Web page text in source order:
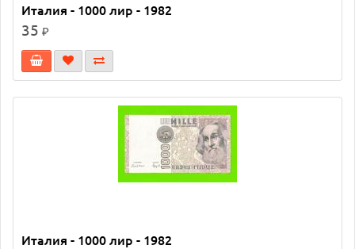
Италия - 1000 лир - 1982
35 ₽
Италия - 1000 лир - 1982